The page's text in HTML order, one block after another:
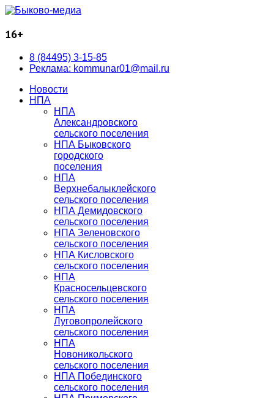
16+
8 (84495) 3-15-85
Реклама: kommunar01@mail.ru
Новости
НПА
НПА
Александровского
сельского поселения
НПА Быковского
городского
поселения
НПА
Верхнебалыклейского
сельского поселения
НПА Демидовского
сельского поселения
НПА Зеленовского
сельского поселения
НПА Кисловского
сельского поселения
НПА
Красносельцевского
сельского поселения
НПА
Луговопролейского
сельского поселения
НПА
Новоникольского
сельского поселения
НПА Побединского
сельского поселения